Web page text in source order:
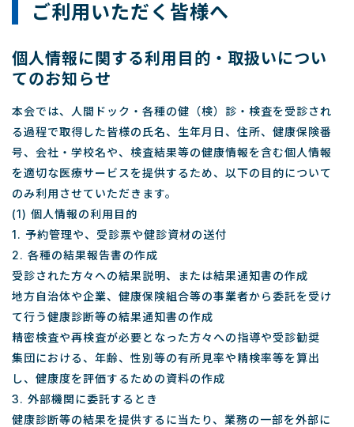
ご利用いただく皆様へ
個人情報に関する利用目的・取扱いについ
てのお知らせ
本会では、人間ドック・各種の健（検）診・検査を受診され
る過程で取得した皆様の氏名、生年月日、住所、健康保険番
号、会社・学校名や、検査結果等の健康情報を含む個人情報
を適切な医療サービスを提供するため、以下の目的について
のみ利用させていただきます。
(1) 個人情報の利用目的
1. 予約管理や、受診票や健診資材の送付
2. 各種の結果報告書の作成
受診された方々への結果説明、または結果通知書の作成
地方自治体や企業、健康保険組合等の事業者から委託を受け
て行う健康診断等の結果通知書の作成
精密検査や再検査が必要となった方々への指導や受診勧奨
集団における、年齢、性別等の有所見率や精検率等を算出
し、健康度を評価するための資料の作成
3. 外部機関に委託するとき
健康診断等の結果を提供するに当たり、業務の一部を外部に